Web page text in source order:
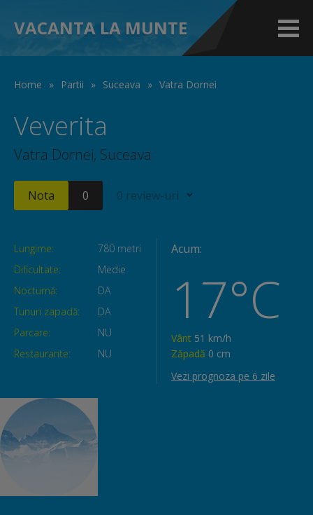
VACANTA LA MUNTE
Home » Partii » Suceava » Vatra Dornei
Veverita
Vatra Dornei, Suceava
Nota 0 0 review-uri
Lungime:
780 metri
Dificultate:
Medie
Nocturnă:
DA
Tunuri zapadă:
DA
Parcare:
NU
Restaurante:
NU
Acum:
17°C
Vânt 51 km/h
Zăpadă 0 cm
Vezi prognoza pe 6 zile